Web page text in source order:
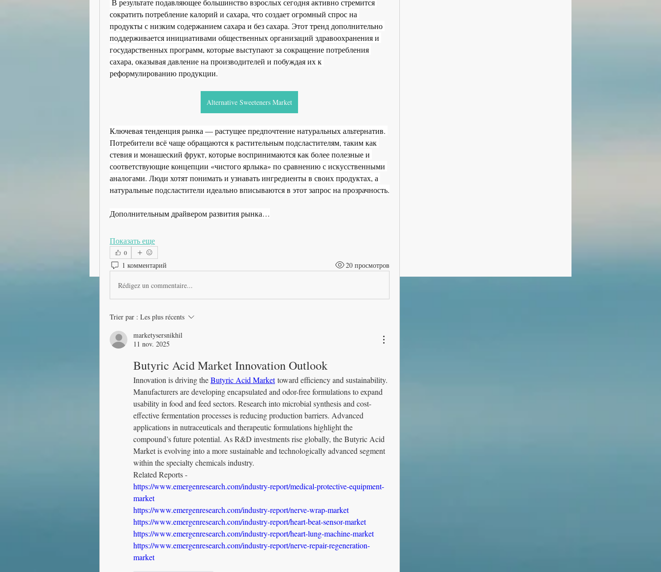
сократить потребление калорий и сахара, что создает огромный спрос на
продукты с низким содержанием сахара и без сахара. Этот тренд дополнительно
поддерживается инициативами общественных организаций здравоохранения и
государственных программ, которые выступают за сокращение потребления
сахара, оказывая давление на производителей и побуждая их к
реформулированию продукции.
Alternative Sweeteners Market
Ключевая тенденция рынка — растущее предпочтение натуральных альтернатив.
Потребители всё чаще обращаются к растительным подсластителям, таким как
стевия и монашеский фрукт, которые воспринимаются как более полезные и
соответствующие концепции «чистого ярлыка» по сравнению с искусственными
аналогами. Люди хотят понимать и узнавать ингредиенты в своих продуктах, а
натуральные подсластители идеально вписываются в этот запрос на прозрачность.
Дополнительным драйвером развития рынка…
Показать еще
0
1 комментарий 20 просмотров
Rédigez un commentaire...
Trier par : Les plus récents
marketysersnikhil
11 nov. 2025
Butyric Acid Market Innovation Outlook
Innovation is driving the Butyric Acid Market toward efficiency and sustainability.
Manufacturers are developing encapsulated and odor-free formulations to expand
usability in food and feed sectors. Research into microbial synthesis and cost-
effective fermentation processes is reducing production barriers. Advanced
applications in nutraceuticals and therapeutic formulations highlight the
compound’s future potential. As R&D investments rise globally, the Butyric Acid
Market is evolving into a more sustainable and technologically advanced segment
within the specialty chemicals industry.
Related Reports -
https://www.emergenresearch.com/industry-report/medical-protective-equipment-
market
https://www.emergenresearch.com/industry-report/nerve-wrap-market
https://www.emergenresearch.com/industry-report/heart-beat-sensor-market
https://www.emergenresearch.com/industry-report/heart-lung-machine-market
https://www.emergenresearch.com/industry-report/nerve-repair-regeneration-
market